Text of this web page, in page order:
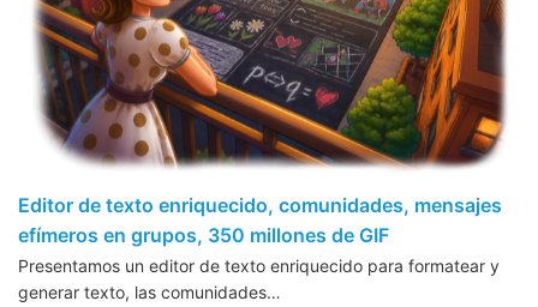
Editor de texto enriquecido, comunidades, mensajes
efímeros en grupos, 350 millones de GIF
Presentamos un editor de texto enriquecido para formatear y
generar texto, las comunidades…